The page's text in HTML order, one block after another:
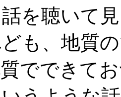
を聴いて
も、地質
でできて